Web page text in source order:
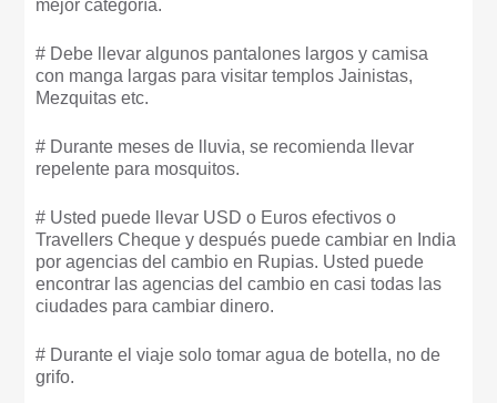
mejor categoría.
# Debe llevar algunos pantalones largos y camisa
con manga largas para visitar templos Jainistas,
Mezquitas etc.
# Durante meses de lluvia, se recomienda llevar
repelente para mosquitos.
# Usted puede llevar USD o Euros efectivos o
Travellers Cheque y después puede cambiar en India
por agencias del cambio en Rupias. Usted puede
encontrar las agencias del cambio en casi todas las
ciudades para cambiar dinero.
# Durante el viaje solo tomar agua de botella, no de
grifo.